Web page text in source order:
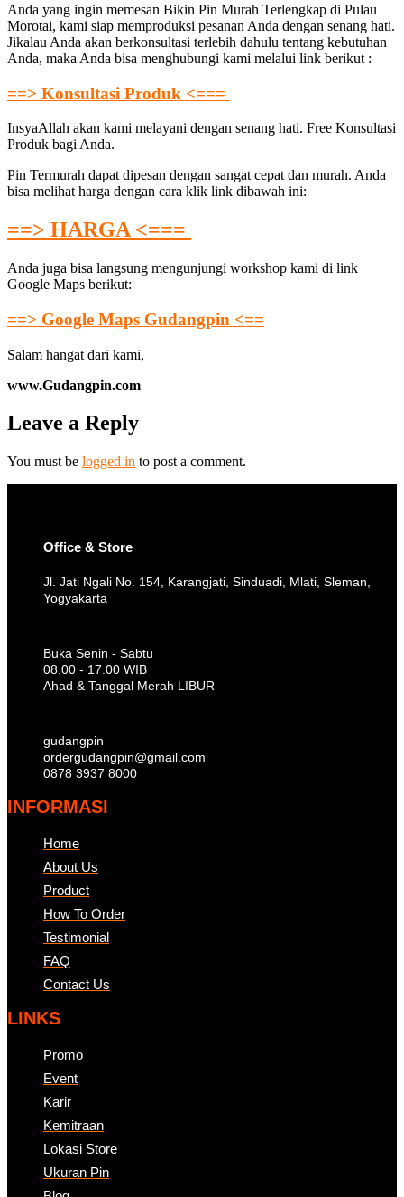
Anda yang ingin memesan Bikin Pin Murah Terlengkap di Pulau
Morotai, kami siap memproduksi pesanan Anda dengan senang hati.
Jikalau Anda akan berkonsultasi terlebih dahulu tentang kebutuhan
Anda, maka Anda bisa menghubungi kami melalui link berikut :
==> Konsultasi Produk <===
InsyaAllah akan kami melayani dengan senang hati. Free Konsultasi
Produk bagi Anda.
Pin Termurah dapat dipesan dengan sangat cepat dan murah. Anda
bisa melihat harga dengan cara klik link dibawah ini:
==> HARGA <===
Anda juga bisa langsung mengunjungi workshop kami di link
Google Maps berikut:
==> Google Maps Gudangpin <==
Salam hangat dari kami,
www.Gudangpin.com
Leave a Reply
You must be logged in to post a comment.
Office & Store
Jl. Jati Ngali No. 154, Karangjati, Sinduadi, Mlati, Sleman,
Yogyakarta
Buka Senin - Sabtu
08.00 - 17.00 WIB
Ahad & Tanggal Merah LIBUR
gudangpin
ordergudangpin@gmail.com
0878 3937 8000
INFORMASI
Home
About Us
Product
How To Order
Testimonial
FAQ
Contact Us
LINKS
Promo
Event
Karir
Kemitraan
Lokasi Store
Ukuran Pin